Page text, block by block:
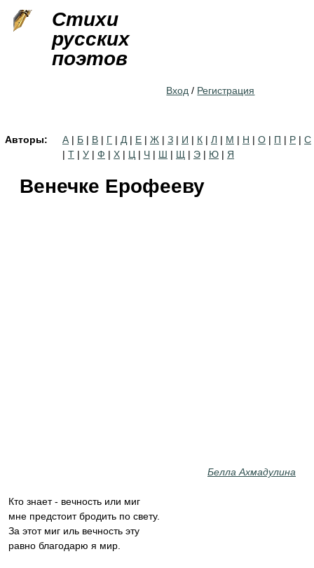
Стихи
русских
поэтов
Вход / Регистрация
Авторы: А | Б | В | Г | Д | Е | Ж | З | И | К | Л | М | Н | О | П | Р | С
| Т | У | Ф | Х | Ц | Ч | Ш | Щ | Э | Ю | Я
Венечке Ерофееву
Белла Ахмадулина
Кто знает - вечность или миг
мне предстоит бродить по свету.
За этот миг иль вечность эту
равно благодарю я мир.